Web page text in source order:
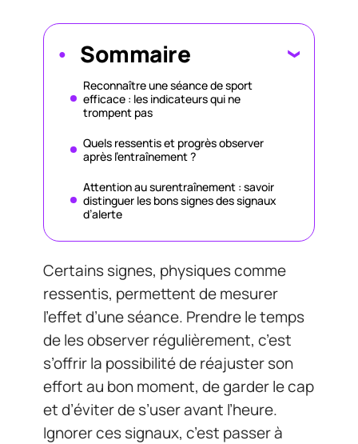
Sommaire
Reconnaître une séance de sport
efficace : les indicateurs qui ne
trompent pas
Quels ressentis et progrès observer
après l’entraînement ?
Attention au surentraînement : savoir
distinguer les bons signes des signaux
d’alerte
Certains signes, physiques comme
ressentis, permettent de mesurer
l’effet d’une séance. Prendre le temps
de les observer régulièrement, c’est
s’offrir la possibilité de réajuster son
effort au bon moment, de garder le cap
et d’éviter de s’user avant l’heure.
Ignorer ces signaux, c’est passer à